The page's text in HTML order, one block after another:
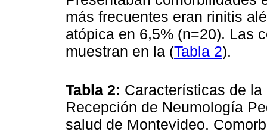
más frecuentes eran rinitis
atópica en 6,5% (n=20). Las
muestran en la (Tabla 2).
Tabla 2: Características de
Recepción de Neumología
salud de Montevideo.